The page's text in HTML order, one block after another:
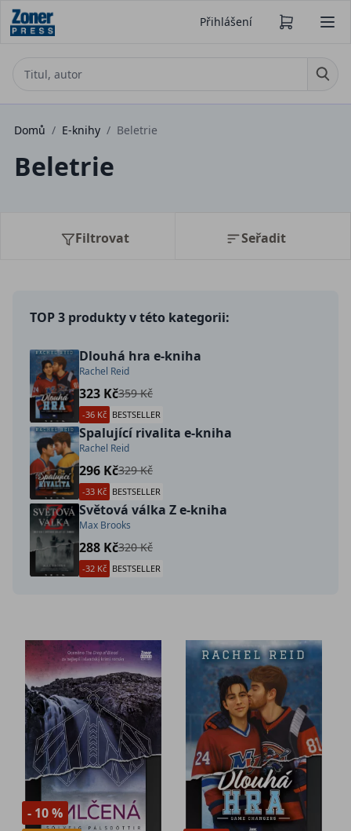
Přihlášení
Domů / E-knihy / Beletrie
Beletrie
Filtrovat Seřadit
TOP 3 produkty v této kategorii:
Dlouhá hra e-kniha
Rachel Reid
323 Kč359 Kč
-36 Kč BESTSELLER
Spalující rivalita e-kniha
Rachel Reid
296 Kč329 Kč
-33 Kč BESTSELLER
Světová válka Z e-kniha
Max Brooks
288 Kč320 Kč
-32 Kč BESTSELLER
- 10 %